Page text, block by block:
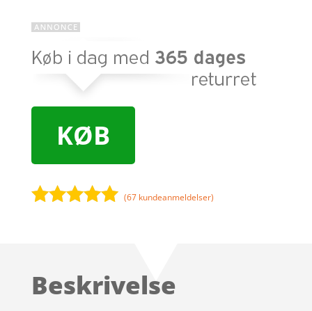
KØB
kundebedøm
(67 kundeanmeldelser)
Beskrivelse